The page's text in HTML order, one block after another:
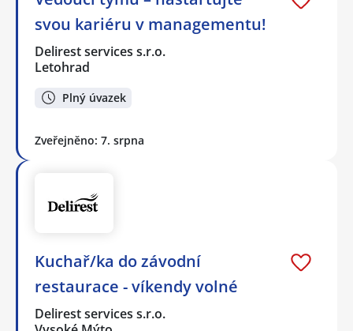
svou kariéru v managementu!
Delirest services s.r.o.
Letohrad
Plný úvazek
Zveřejněno: 7. srpna
Kuchař/ka do závodní
restaurace - víkendy volné
Delirest services s.r.o.